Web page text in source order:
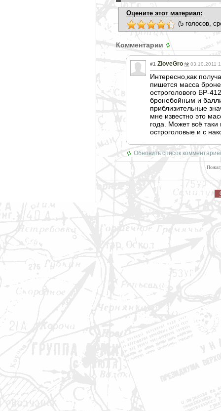
Оцените этот материал:
(5 голосов,
Комментарии
#1 ZloveGro 03.10.2011
Интересно,как
пишется масса
остроголового БР-
бронебойным и
приблизительные
мне известно это
года. Может всё
остроголовые и с
Обновить список